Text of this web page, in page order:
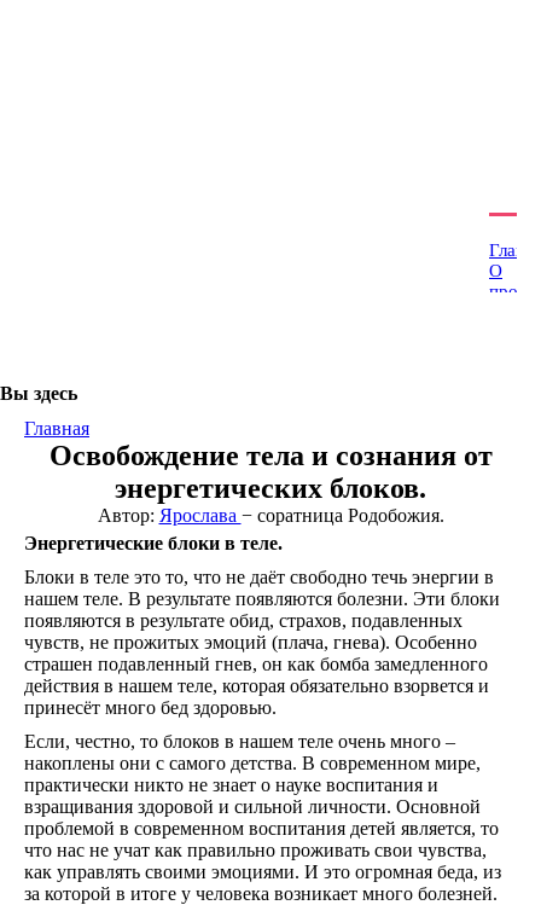
О
Земли
Вы здесь
Главная
Освобождение тела и сознания от
энергетических блоков.
Автор: Ярослава − соратница Родобожия.
Энергетические блоки в теле.
Блоки в теле это то, что не даёт свободно течь энергии в
нашем теле. В результате появляются болезни. Эти блоки
появляются в результате обид, страхов, подавленных
чувств, не прожитых эмоций (плача, гнева). Особенно
страшен подавленный гнев, он как бомба замедленного
действия в нашем теле, которая обязательно взорвется и
принесёт много бед здоровью.
Если, честно, то блоков в нашем теле очень много –
накоплены они с самого детства. В современном мире,
практически никто не знает о науке воспитания и
взращивания здоровой и сильной личности. Основной
проблемой в современном воспитания детей является, то
что нас не учат как правильно проживать свои чувства,
как управлять своими эмоциями. И это огромная беда, из
за которой в итоге у человека возникает много болезней.